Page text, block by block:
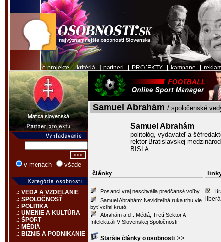
o projekte|kritériá partneri PROJEKTY kampane
v menách všade
.: VEDA A VZDELANIE
.: SPOLOČNOSŤ
.: POLITIKA
.: UMENIE A KULTÚRA
.: ŠPORT
.: MÉDIÁ
.: BIZNIS A PODNIKANIE
Samuel Abrahám / spoločenské
Samuel Abrahám
politológ, vydavateľ a
rektor Bratislavskej
BISLA
články
Poslanci vraj neschvália predčansé voľby
Samuel Abrahám: Neviditeľná ruka trhu vie
byť veľmi krutá
Abrahám a ď.: Médiá, Tretí Sektor A
Intelektuáli V Slovenskej Spoločnosti
Staršie články o osobnosti >>